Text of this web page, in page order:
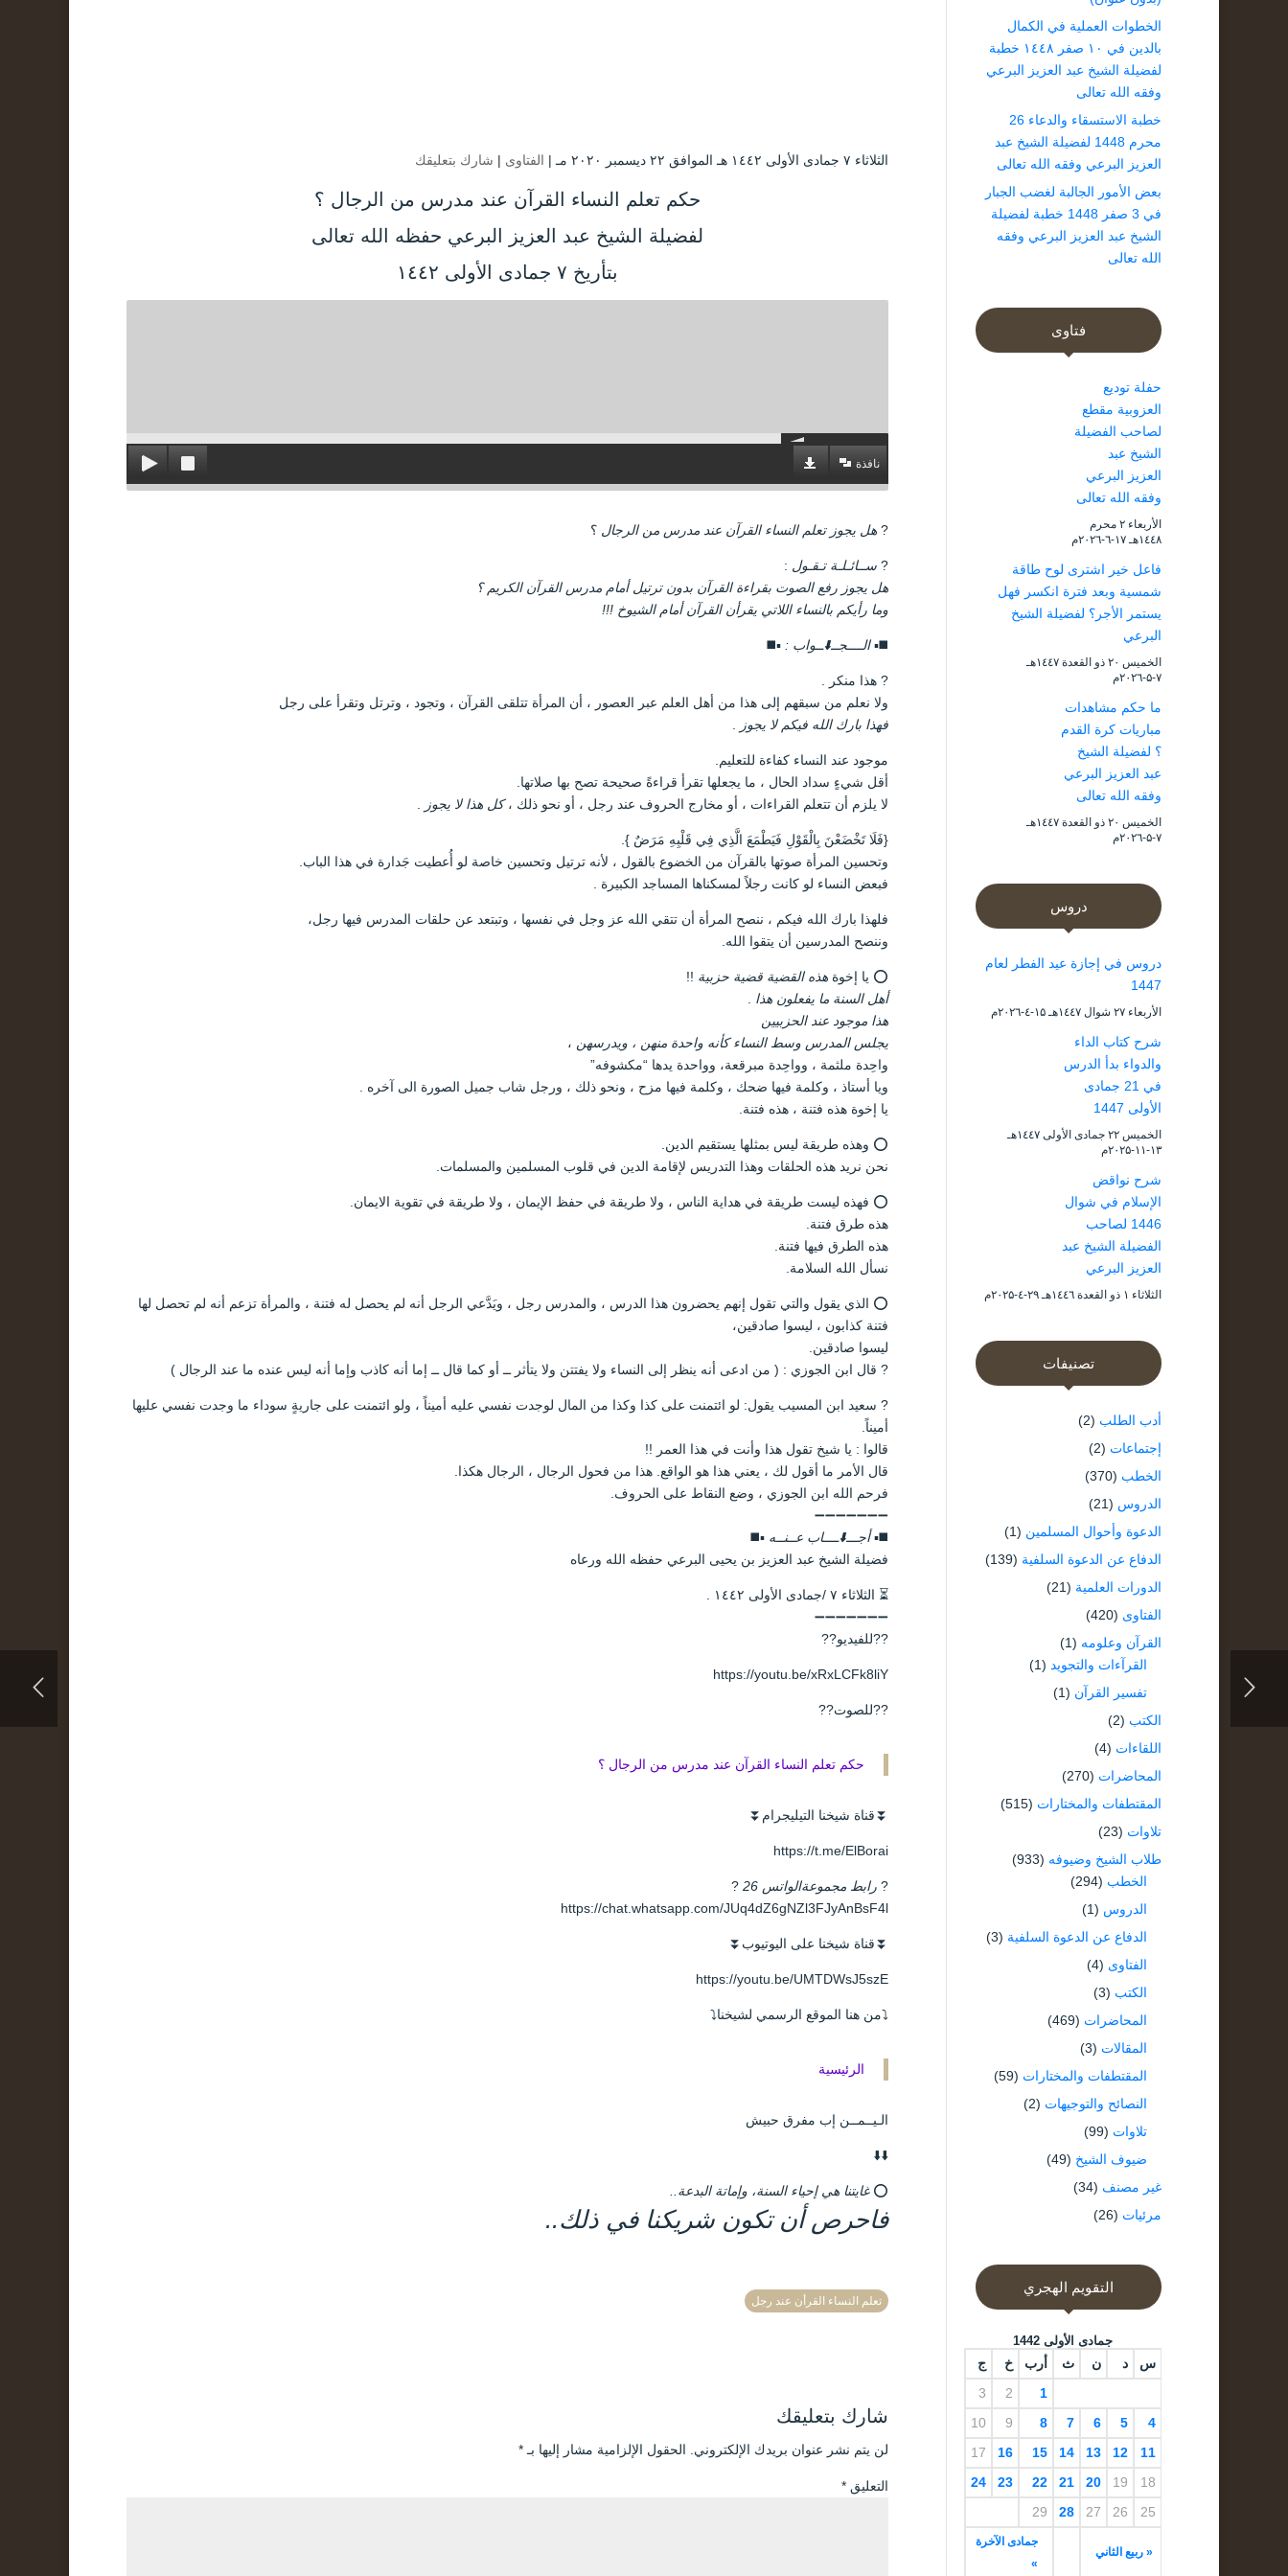
الثلاثاء ۷ جمادى الأولى ۱٤٤۲ هـ الموافق ۲۲ ديسمبر ۲۰۲۰ مـ | الفتاوى | شارك بتعليقك
حكم تعلم النساء القرآن عند مدرس من الرجال ؟
لفضيلة الشيخ عبد العزيز البرعي حفظه الله تعالى
بتأريخ ٧ جمادى الأولى ١٤٤٢
نافذة
? هل يجوز تعلم النساء القرآن عند مدرس من الرجال ؟
? ســائـلـة تـقـول :
هل يجوز رفع الصوت بقراءة القرآن بدون ترتيل أمام مدرس القرآن الكريم ؟
وما رأيكم بالنساء اللاتي يقرأن القرآن أمام الشيوخ !!!
◼️▪️الــــجــ⬇️ــواب : ▪️◼️
? هذا منكر .
ولا نعلم من سبقهم إلى هذا من أهل العلم عبر العصور ، أن المرأة تتلقى القرآن ، وتجود ، وترتل وتقرأ على رجل
فهذا بارك الله فيكم لا يجوز
موجود عند النساء كفاءة للتعليم.
أقل شيءٍ سداد الحال ، ما يجعلها تقرأ قراءةً صحيحة تصح بها صلاتها.
لا يلزم أن تتعلم القراءات ، أو مخارج الحروف عند رجل ، أو نحو ذلك ،كل هذا لا يجوز
{فَلَا تَخْضَعْنَ بِالْقَوْلِ فَيَطْمَعَ الَّذِي فِي قَلْبِهِ مَرَضٌ }.
وتحسين المرأة صوتها بالقرآن من الخضوع بالقول ، لأنه ترتيل وتحسين خاصة لو أُعطيت جَدارة في هذا الباب.
فبعض النساء لو كانت رجلاً لمسكناها المساجد الكبيرة .
فلهذا بارك الله فيكم ، ننصح المرأة أن تتقي الله عز وجل في نفسها ، وتبتعد عن حلقات المدرس فيها رجل،
وننصح المدرسين أن يتقوا الله.
⭕ يا إخوة هذه القضية قضية حزبية !!
أهل السنة ما يفعلون هذا
هذا موجود عند الحزبيين
يجلس المدرس وسط النساء كأنه واحدة منهن ، ويدرسهن ،
واحِدة ملثمة ، وواحِدة مبرقعة، وواحدة يدها “مكشوفه”
ويا أستاذ ، وكلمة فيها ضحك ، وكلمة فيها مزح ، ونحو ذلك ، ورجل شاب جميل الصورة الى آخره .
يا إخوة هذه فتنة ، هذه فتنة.
⭕ وهذه طريقة ليس بمثلها يستقيم الدين.
نحن نريد هذه الحلقات وهذا التدريس لإقامة الدين في قلوب المسلمين والمسلمات.
⭕ فهذه ليست طريقة في هداية الناس ، ولا طريقة في حفظ الإيمان ، ولا طريقة في تقوية الايمان.
هذه طرق فتنة.
هذه الطرق فيها فتنة.
نسأل الله السلامة.
⭕ الذي يقول والتي تقول إنهم يحضرون هذا الدرس ، والمدرس رجل ، ويَدَّعي الرجل أنه لم يحصل له فتنة ، والمرأة تزعم أنه لم تحصل لها
فتنة كذابون ، ليسوا صادقين،
ليسوا صادقين.
? قال ابن الجوزي : ( من ادعى أنه ينظر إلى النساء ولا يفتتن ولا يتأثر ــ أو كما قال ــ إما أنه كاذب وإما أنه ليس عنده ما عند الرجال )
? سعيد ابن المسيب يقول: لو ائتمنت على كذا وكذا من المال لوجدت نفسي عليه أميناً ، ولو ائتمنت على جاريةٍ سوداء ما وجدت نفسي عليها
أميناً.
قالوا : يا شيخ تقول هذا وأنت في هذا العمر !!
قال الأمر ما أقول لك ، يعني هذا هو الواقع. هذا من فحول الرجال ، الرجال هكذا.
فرحم الله ابن الجوزي ، وضع النقاط على الحروف.
➖➖➖➖➖➖➖
◼️▪️أجـــ⬇️ــــاب عــنــه ▪️◼️
فضيلة الشيخ عبد العزيز بن يحيى البرعي حفظه الله ورعاه
⏳ الثلاثاء ٧ /جمادى الأولى ١٤٤٢ .
➖➖➖➖➖➖➖
??للفيديو??
https://youtu.be/xRxLCFk8liY
??للصوت??
حكم تعلم النساء القرآن عند مدرس من الرجال ؟
⏬قناة شيخنا التيليجرام⏬
https://t.me/ElBorai
? رابط مجموعةالواتس 26
?
https://chat.whatsapp.com/JUq4dZ6gNZl3FJyAnBsF4l
⏬قناة شيخنا على اليوتيوب⏬
https://youtu.be/UMTDWsJ5szE
⤵️من هنا الموقع الرسمي لشيخنا⤵️
الرئيسية
الـيــمــن إب مفرق حبيش
⬇️⬇️
⭕غايتنا هي إحياء السنة، وإماتة البدعة..
فاحرص أن تكون شريكنا في ذلك..
تعلم النساء القرأن عند رجل
شارك بتعليقك
لن يتم نشر عنوان بريدك الإلكتروني. الحقول الإلزامية مشار إليها بـ *
التعليق *
الخطوات العملية في الكمال
بالدين في ١٠ صفر ١٤٤٨ خطبة
لفضيلة الشيخ عبد العزيز البرعي
وفقه الله تعالى
خطبة الاستسقاء والدعاء 26
محرم 1448 لفضيلة الشيخ عبد
العزيز البرعي وفقه الله تعالى
بعض الأمور الجالبة لغضب الجبار
في 3 صفر 1448 خطبة لفضيلة
الشيخ عبد العزيز البرعي وفقه
الله تعالى
فتاوى
حفلة توديع
العزوبية مقطع
لصاحب الفضيلة
الشيخ عبد
العزيز البرعي
وفقه الله تعالى
الأربعاء ۲ محرم
۱٤٤۸هـ ۱۷-٦-۲۰۲٦م
فاعل خير اشترى لوح طاقة
شمسية وبعد فترة انكسر فهل
يستمر الأجر؟ لفضيلة الشيخ
البرعي
الخميس ۲۰ ذو القعدة ۱٤٤۷هـ
۷-۵-۲۰۲٦م
ما حكم مشاهدات
مباريات كرة القدم
؟ لفضيلة الشيخ
عبد العزيز البرعي
وفقه الله تعالى
الخميس ۲۰ ذو القعدة ۱٤٤۷هـ
۷-۵-۲۰۲٦م
دروس
دروس في إجازة عيد الفطر لعام
1447
الأربعاء ۲۷ شوال ۱٤٤۷هـ ۱۵-٤-۲۰۲٦م
شرح كتاب الداء
والدواء بدأ الدرس
في 21 جمادى
الأولى 1447
الخميس ۲۲ جمادى الأولى ۱٤٤۷هـ
۱۳-۱۱-۲۰۲۵م
شرح نواقض
الإسلام في شوال
1446 لصاحب
الفضيلة الشيخ عبد
العزيز البرعي
الثلاثاء ۱ ذو القعدة ۱٤٤٦هـ ۲۹-٤-۲۰۲۵م
تصنيفات
أدب الطلب (2)
إجتماعات (2)
الخطب (370)
الدروس (21)
الدعوة وأحوال المسلمين (1)
الدفاع عن الدعوة السلفية (139)
الدورات العلمية (21)
الفتاوى (420)
القرآن وعلومه (1)
القرآءات والتجويد (1)
تفسير القرآن (1)
الكتب (2)
اللقاءات (4)
المحاضرات (270)
المقتطفات والمختارات (515)
تلاوات (23)
طلاب الشيخ وضيوفه (933)
الخطب (294)
الدروس (1)
الدفاع عن الدعوة السلفية (3)
الفتاوى (4)
الكتب (3)
المحاضرات (469)
المقالات (3)
المقتطفات والمختارات (59)
النصائح والتوجيهات (2)
تلاوات (99)
ضيوف الشيخ (49)
غير مصنف (34)
مرئيات (26)
التقويم الهجري
جمادى الأولى 1442
س د ن ث أرب خ ج
« ربيع الثاني
جمادى الآخرة
»
1
2
3
4
5
6
7
8
9
10
11
12
13
14
15
16
17
18
19
20
21
22
23
24
25
26
27
28
29